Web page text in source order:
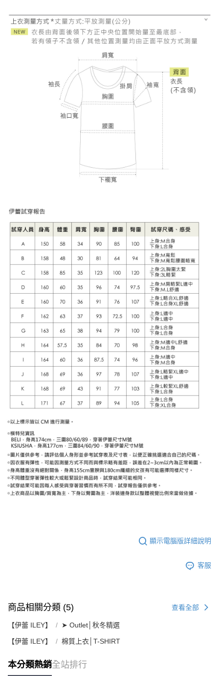
顯示電腦版詳細說明
客服
商品相關分類 (5) 查看全部
【伊蕾 ILEY】 ➤ Outlet│秋冬精選
【伊蕾 ILEY】 棉質上衣│T-SHIRT
本分類熱銷全站排行